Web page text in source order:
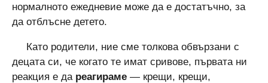
нормалното ежедневие може да е достатъчно, за
да отблъсне детето.
Като родители, ние сме толкова обвързани с
децата си, че когато те имат сривове, първата ни
реакция е да реагираме — крещи, крещи,